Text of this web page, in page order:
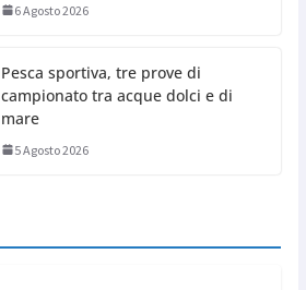
6 Agosto 2026
Pesca sportiva, tre prove di
campionato tra acque dolci e di
mare
5 Agosto 2026